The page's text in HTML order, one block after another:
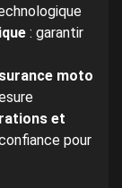
: garantir
moto
et
pour